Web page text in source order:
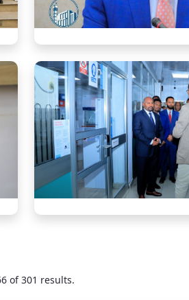
of 301 results.